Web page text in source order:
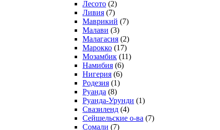
Лесото (2)
Ливия (7)
Маврикий (7)
Малави (3)
Малагасия (2)
Марокко (17)
Мозамбик (11)
Намибия (6)
Нигерия (6)
Родезия (1)
Руанда (8)
Руанда-Урунди (1)
Свазиленд (4)
Сейшельские о-ва (7)
Сомали (7)